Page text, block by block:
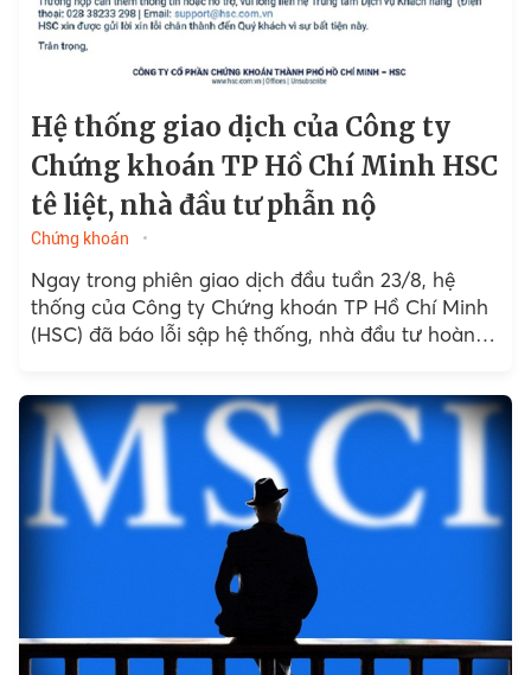
Hệ thống giao dịch của Công ty
Chứng khoán TP Hồ Chí Minh HSC
tê liệt, nhà đầu tư phẫn nộ
Chứng khoán
Ngay trong phiên giao dịch đầu tuần 23/8, hệ
thống của Công ty Chứng khoán TP Hồ Chí Minh
(HSC) đã báo lỗi sập hệ thống, nhà đầu tư hoàn